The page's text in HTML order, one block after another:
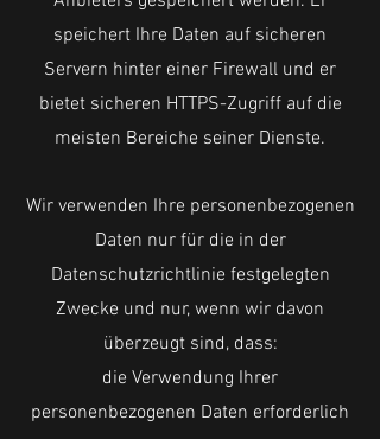
speichert Ihre Daten auf sicheren
Servern hinter einer Firewall und er
bietet sicheren HTTPS-Zugriff auf die
meisten Bereiche seiner Dienste.
Wir verwenden Ihre personenbezogenen
Daten nur für die in der
Datenschutzrichtlinie festgelegten
Zwecke und nur, wenn wir davon
überzeugt sind, dass:
die Verwendung Ihrer
personenbezogenen Daten erforderlich